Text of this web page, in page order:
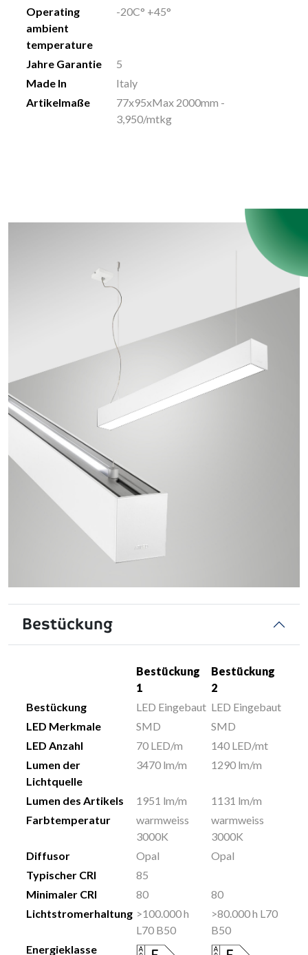
Operating
ambient
temperature
-20C° +45°
Jahre Garantie
5
Made In
Italy
Artikelmaße
77x95xMax 2000mm -
3,950/mtkg
Bestückung
Bestückung
1
Bestückung
2
Bestückung
LED Eingebaut LED Eingebaut
LED Merkmale
SMD
SMD
LED Anzahl
70 LED/m
140 LED/mt
Lumen der
Lichtquelle
3470 lm/m 1290 lm/m
Lumen des Artikels 1951 lm/m
1131 lm/m
Farbtemperatur
warmweiss
3000K
warmweiss
3000K
Diffusor
Opal
Opal
Typischer CRI
85
Minimaler CRI
80
80
Lichtstromerhaltung >100.000 h
L70 B50
>80.000 h L70
B50
Energieklasse